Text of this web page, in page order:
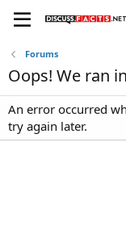
Forums
Oops! We ran
An error occurred
try again later.